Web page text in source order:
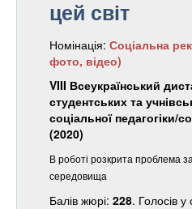
реєстрація
цей світ
Номінація: Соціальна
фото, відео)
VIII Всеукраїнський
студентських та
соціальної педагогіки/
(2020)
В роботі розкрита проблема
середовища
Балів жюрі: 228. Голосів